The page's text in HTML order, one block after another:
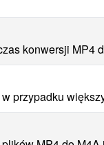
konwersji MP4
przypadku